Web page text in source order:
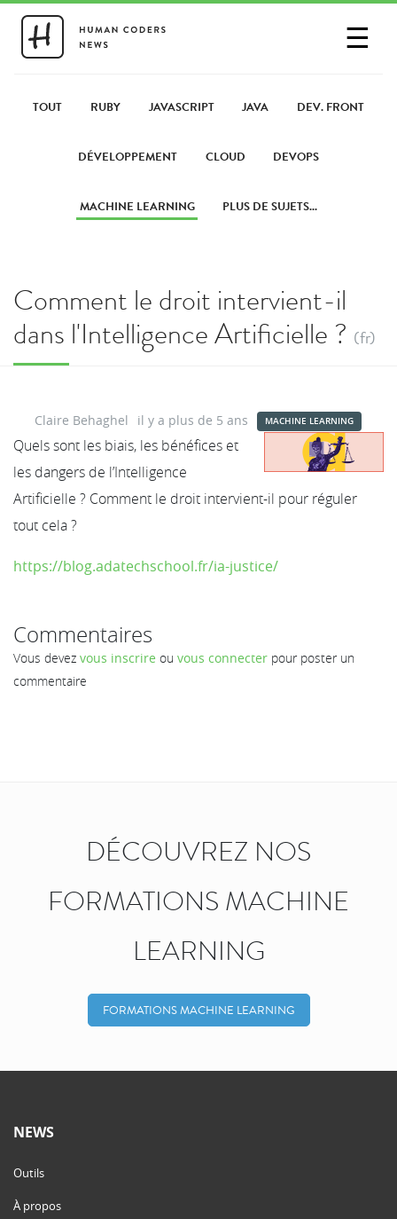
☰
PARTAGER UN LIEN
TOUT RUBY JAVASCRIPT JAVA DEV. FRONT
DÉVELOPPEMENT CLOUD DEVOPS
MACHINE LEARNING PLUS DE SUJETS...
Comment le droit intervient-il
dans l'Intelligence Artificielle ? (fr)
Claire Behaghel il y a plus de 5 ans MACHINE LEARNING
Quels sont les biais, les bénéfices et
les dangers de l’Intelligence
Artificielle ? Comment le droit intervient-il pour réguler
tout cela ?
https://blog.adatechschool.fr/ia-justice/
Commentaires
Vous devez vous inscrire ou vous connecter pour poster un
commentaire
DÉCOUVREZ NOS
FORMATIONS MACHINE
LEARNING
FORMATIONS MACHINE LEARNING
NEWS
Outils
À propos